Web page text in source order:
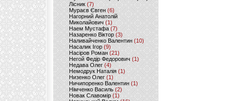
Лісник (7)
Мураєв Євген(6)
Нагорний Анатолій
Миколайович (1)
Наем Мустафа (7)
Назаренко Віктор (3)
Наливайченко Валентин (10)
Насалик Ігор(9)
Насіров Роман (21)
Негой Федір Федорович(1)
Недава Олег(4)
Немодрук Наталія(1)
Низенко Олег (1)
Ничипоренко Валентин (1)
Німченко Василь (2)
Новак Славомір (1)